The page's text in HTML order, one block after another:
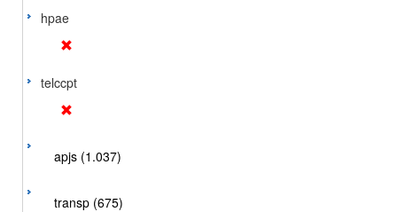
hpae
telccpt
apjs (1.037)
transp (675)